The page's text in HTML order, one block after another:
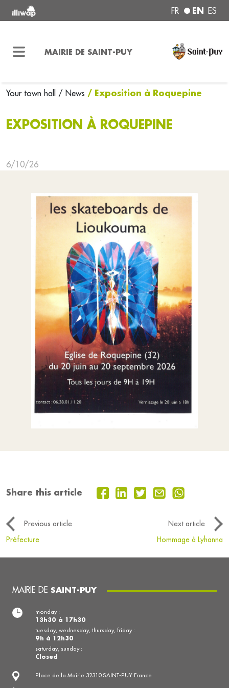
FR EN ES
MAIRIE DE SAINT-PUY
Your town hall / News / Exposition à Roquepine
EXPOSITION À ROQUEPINE
6/10/26
Share this article
Previous article
Next article
Préfecture
Hommage à Lyhanna
MAIRIE DE SAINT-PUY
Place de la Mairie 32310 SAINT-PUY France
monday :
13h30 à 17h30
tuesday, wednesday, thursday, friday :
9h à 12h30
saturday, sunday :
Closed